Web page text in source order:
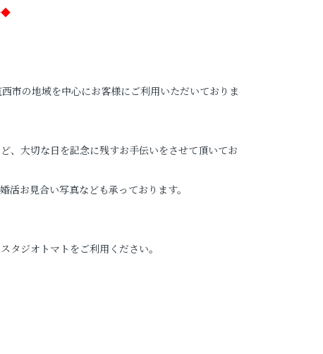
市の地域を中心にお客様にご利用いただいておりま
、大切な日を記念に残すお手伝いをさせて頂いてお
お見合い写真なども承っております。
タジオトマトをご利用ください。